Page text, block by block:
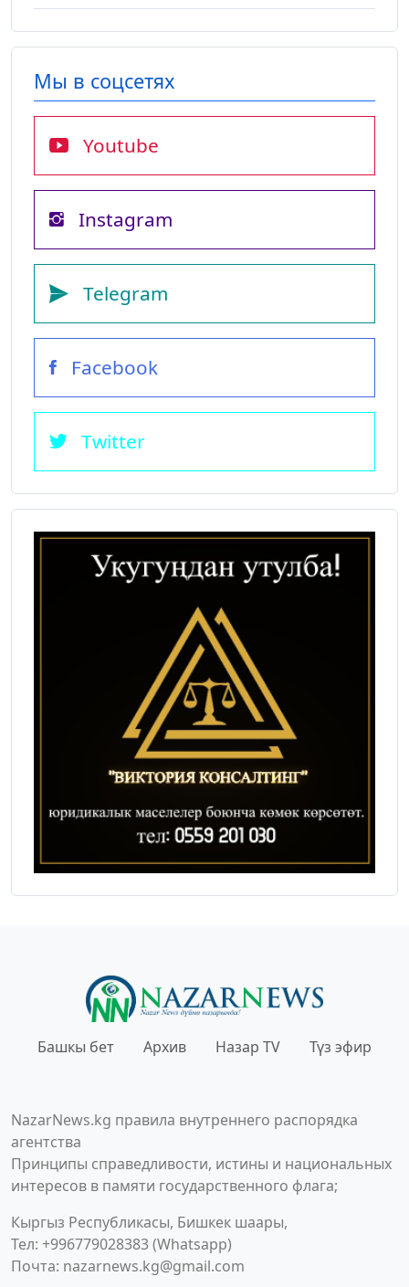
Мы в соцсетях
Youtube
Instagram
Telegram
Facebook
Twitter
Башкы бет Архив Назар TV Түз эфир
NazarNews.kg правила внутреннего распорядка
агентства
Принципы справедливости, истины и национальных
интересов в памяти государственного флага;
Кыргыз Республикасы, Бишкек шаары,
Тел: +996779028383 (Whatsapp)
Почта: nazarnews.kg@gmail.com